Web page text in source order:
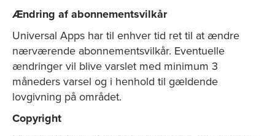
Ændring af abonnementsvilkår
Universal Apps har til enhver tid ret til at ændre
nærværende abonnementsvilkår. Eventuelle
ændringer vil blive varslet med minimum 3
måneders varsel og i henhold til gældende
lovgivning på området.
Copyright